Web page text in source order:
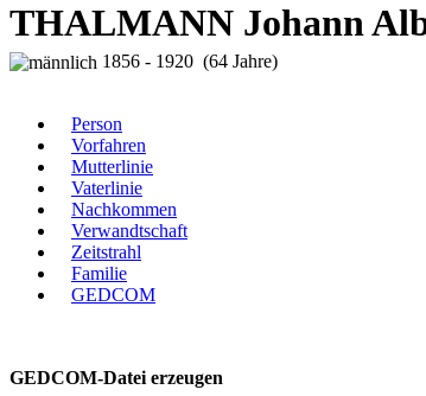
THALMANN Johann
1856 - 1920 (64 Jahre)
Person
Vorfahren
Mutterlinie
Vaterlinie
Nachkommen
Verwandtschaft
Zeitstrahl
Familie
GEDCOM
GEDCOM-Datei erzeugen